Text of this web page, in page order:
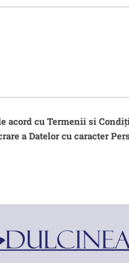
acord cu Termenii si
a Datelor cu caracter